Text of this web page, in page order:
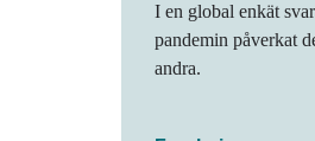
I en global enkät
pandemin påverkat
andra.